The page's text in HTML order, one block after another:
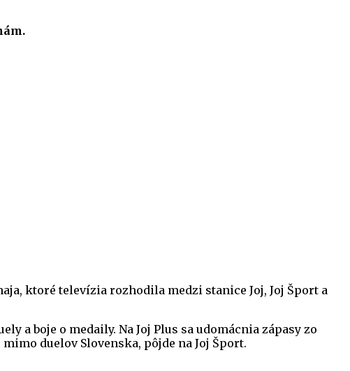
ktoré televízia rozhodila medzi stanice Joj, Joj Šport a
a boje o medaily. Na Joj Plus sa udomácnia zápasy zo
duelov Slovenska, pôjde na Joj Šport.